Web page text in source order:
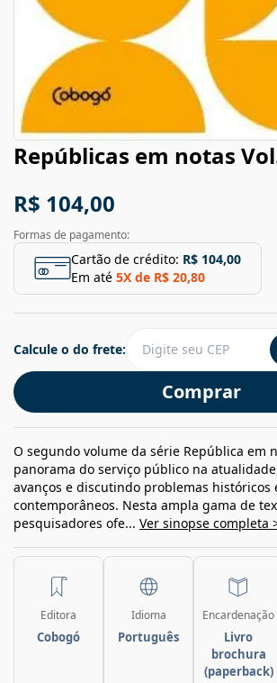
Repúblicas em notas
R$ 104,00
Formas de pagamento:
Cartão de crédito: R$ 104,00
Em até 5X de R$ 20,80
Comprar
Calcule o do frete:
O segundo volume da série República em
panorama do serviço público na
avanços e discutindo problemas históricos
contemporâneos. Nesta ampla gama de
pesquisadores ofe... Ver sinopse completa
Editora
Cobogó
Idioma
Português
Encardenação
Livro
brochura
(paperback)